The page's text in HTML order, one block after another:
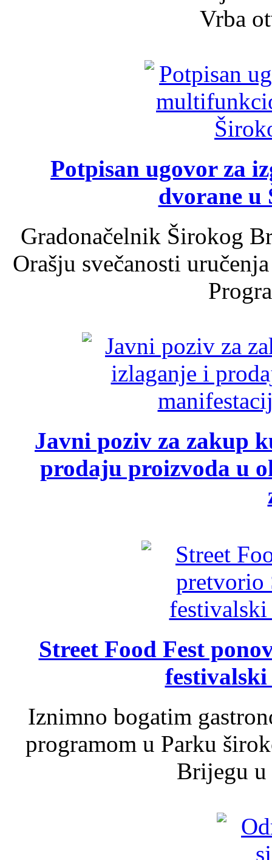
Vrba
Potpisan ugovor za
dvorane u
Gradonačelnik Širokog
Orašju svečanosti
Javni poziv za zakup
prodaju proizvoda u
Street Food Fest
Iznimno bogatim
programom u Parku
Brijegu u